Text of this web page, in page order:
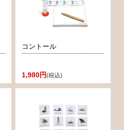
コントール
1,980円(税込)